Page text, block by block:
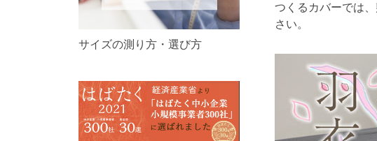
サイズの測り方・選び方
つくるカバーでは
さい。